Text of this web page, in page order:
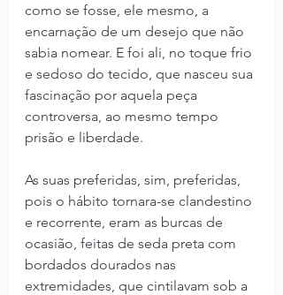
como se fosse, ele mesmo, a
encarnação de um desejo que não
sabia nomear. E foi ali, no toque frio
e sedoso do tecido, que nasceu sua
fascinação por aquela peça
controversa, ao mesmo tempo
prisão e liberdade.
As suas preferidas, sim, preferidas,
pois o hábito tornara-se clandestino
e recorrente, eram as burcas de
ocasião, feitas de seda preta com
bordados dourados nas
extremidades, que cintilavam sob a